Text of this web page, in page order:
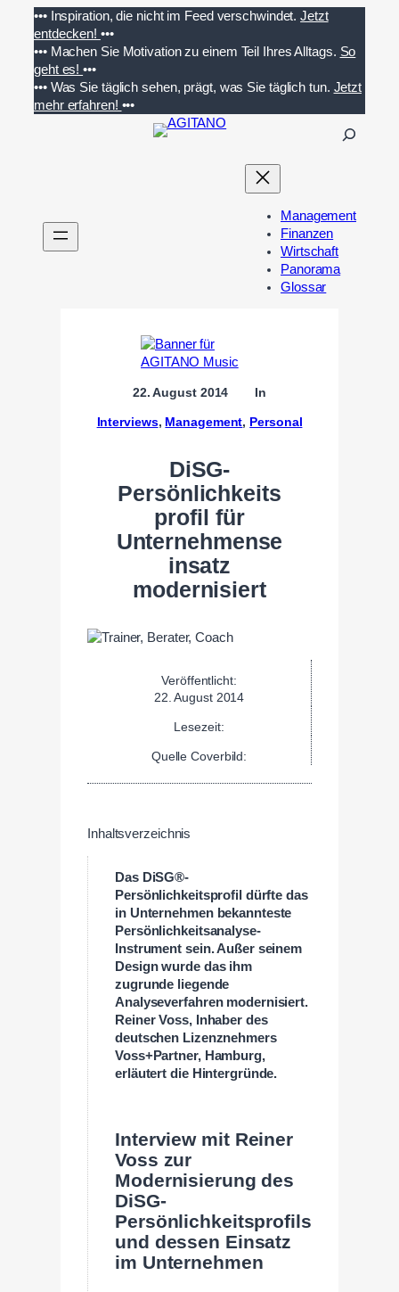
Inhalt
springen
••• Inspiration, die nicht im Feed verschwindet. Jetzt
entdecken! •••
••• Machen Sie Motivation zu einem Teil Ihres Alltags. So
geht es!•••
••• Was Sie täglich sehen, prägt, was Sie täglich tun. Jetzt
mehr erfahren! •••
n
Management
Finanzen
Wirtschaft
Panorama
Glossar
22. August 2014 In
Interviews, Management, Personal
DiSG-
Persönlichkeits
profil für
Unternehmense
insatz
modernisiert
Veröffentlicht:
22. August 2014
Lesezeit:
Quelle Coverbild:
Inhaltsverzeichnis
Das DiSG®-
Persönlichkeitsprofil dürfte das
in Unternehmen bekannteste
Persönlichkeitsanalyse-
Instrument sein. Außer seinem
Design wurde das ihm
zugrunde liegende
Analyseverfahren modernisiert.
Reiner Voss, Inhaber des
deutschen Lizenznehmers
Voss+Partner, Hamburg,
erläutert die Hintergründe.
Interview mit Reiner
Voss zur
Modernisierung des
DiSG-
Persönlichkeitsprofils
und dessen Einsatz
im Unternehmen